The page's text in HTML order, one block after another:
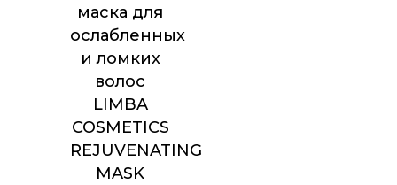
маска для
ослабленных
и ломких
волос
LIMBA
COSMETICS
REJUVENATING
MASK